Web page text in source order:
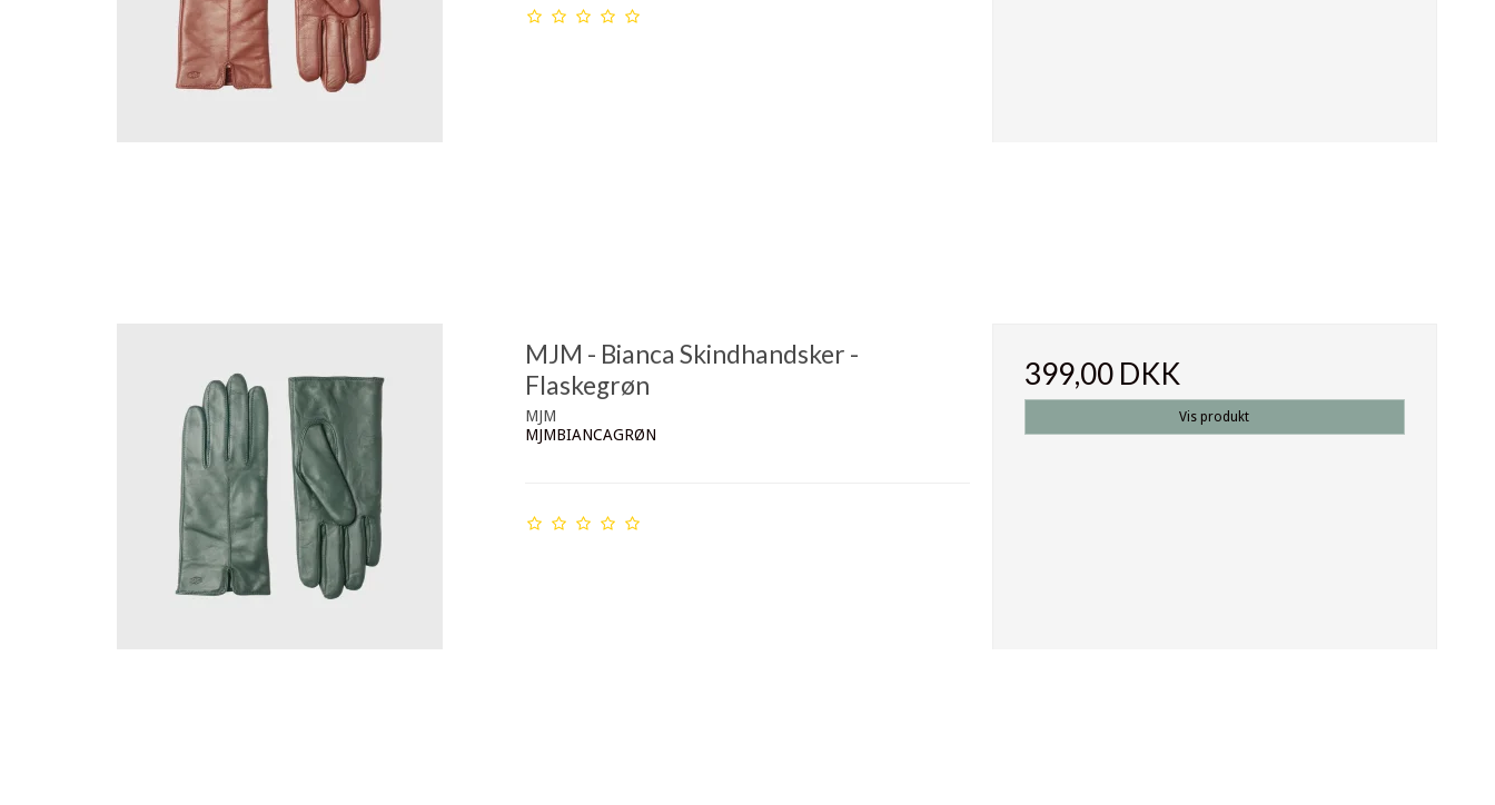
MJM - Bianca Skindhandsker -
Flaskegrøn
MJM
MJMBIANCAGRØN
399,00 DKK
Vis produkt